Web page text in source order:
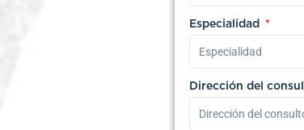
Especialidad
Dirección del